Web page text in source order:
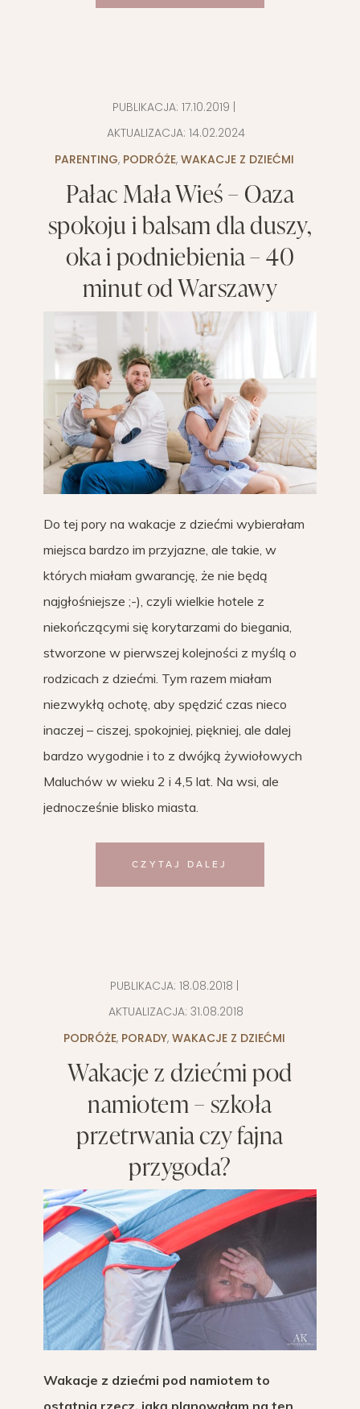
PUBLIKACJA: 17.10.2019
AKTUALIZACJA: 14.02.2024
PARENTING, PODRÓŻE, WAKACJE Z DZIEĆMI
Pałac Mała Wieś – Oaza
spokoju i balsam dla duszy,
oka i podniebienia – 40
minut od Warszawy
Do tej pory na wakacje z dziećmi wybierałam
miejsca bardzo im przyjazne, ale takie, w
których miałam gwarancję, że nie będą
najgłośniejsze ;-), czyli wielkie hotele z
niekończącymi się korytarzami do biegania,
stworzone w pierwszej kolejności z myślą o
rodzicach z dziećmi. Tym razem miałam
niezwykłą ochotę, aby spędzić czas nieco
inaczej – ciszej, spokojniej, piękniej, ale dalej
bardzo wygodnie i to z dwójką żywiołowych
Maluchów w wieku 2 i 4,5 lat. Na wsi, ale
jednocześnie blisko miasta.
CZYTAJ DALEJ
PUBLIKACJA: 18.08.2018 |
AKTUALIZACJA: 31.08.2018
PODRÓŻE, PORADY, WAKACJE Z DZIEĆMI
Wakacje z dziećmi pod
namiotem – szkoła
przetrwania czy fajna
przygoda?
Wakacje z dziećmi pod namiotem to